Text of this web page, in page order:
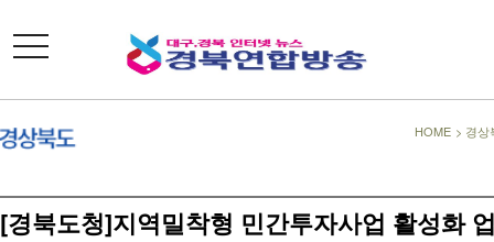
toggle
navigation
HOME > 경상
[경북도청]지역밀착형 민간투자사업 활성화